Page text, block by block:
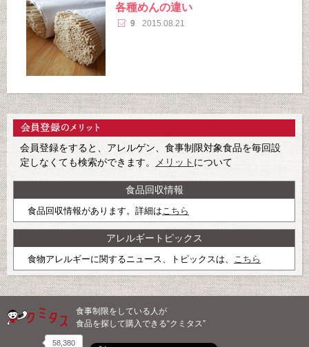
各種めんの違い
9 2015.08.21
会員登録をすると、アレルゲン、食事制限対象食品を毎回設
定しなくても検索ができます。
メリット について
食品回収情報
食品回収情報があります。詳細はこちら
アレルギートピックス
食物アレルギーに関するニュース、トピックスは、 こちら
食事制限をしている人が
食品を探して購入できる“クミタス”
58,380